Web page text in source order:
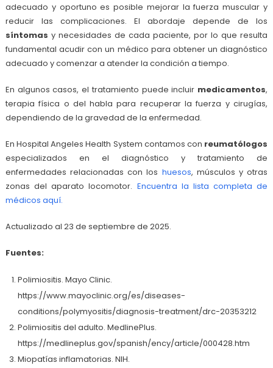
adecuado y oportuno es posible mejorar la fuerza muscular y
reducir las complicaciones. El abordaje depende de los
síntomas y necesidades de cada paciente, por lo que resulta
fundamental acudir con un médico para obtener un diagnóstico
adecuado y comenzar a atender la condición a tiempo.
En algunos casos, el tratamiento puede incluir medicamentos,
terapia física o del habla para recuperar la fuerza y cirugías,
dependiendo de la gravedad de la enfermedad.
En Hospital Angeles Health System contamos con reumatólogos
especializados en el diagnóstico y tratamiento de
enfermedades relacionadas con los huesos, músculos y otras
zonas del aparato locomotor. Encuentra la lista completa de
médicos aquí.
Actualizado al 23 de septiembre de 2025.
Fuentes:
Polimiositis. Mayo Clinic.
https://www.mayoclinic.org/es/diseases-
conditions/polymyositis/diagnosis-treatment/drc-20353212
Polimiositis del adulto. MedlinePlus.
https://medlineplus.gov/spanish/ency/article/000428.htm
Miopatías inflamatorias. NIH.